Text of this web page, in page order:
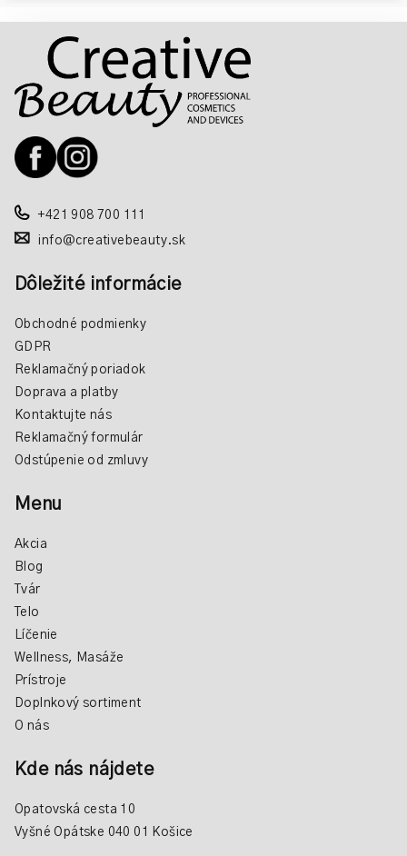
+421 908 700 111
info@creativebeauty.sk
Dôležité informácie
Obchodné podmienky
GDPR
Reklamačný poriadok
Doprava a platby
Kontaktujte nás
Reklamačný formulár
Odstúpenie od zmluvy
Menu
Akcia
Blog
Tvár
Telo
Líčenie
Wellness, Masáže
Prístroje
Doplnkový sortiment
O nás
Kde nás nájdete
Opatovská cesta 10
Vyšné Opátske 040 01 Košice